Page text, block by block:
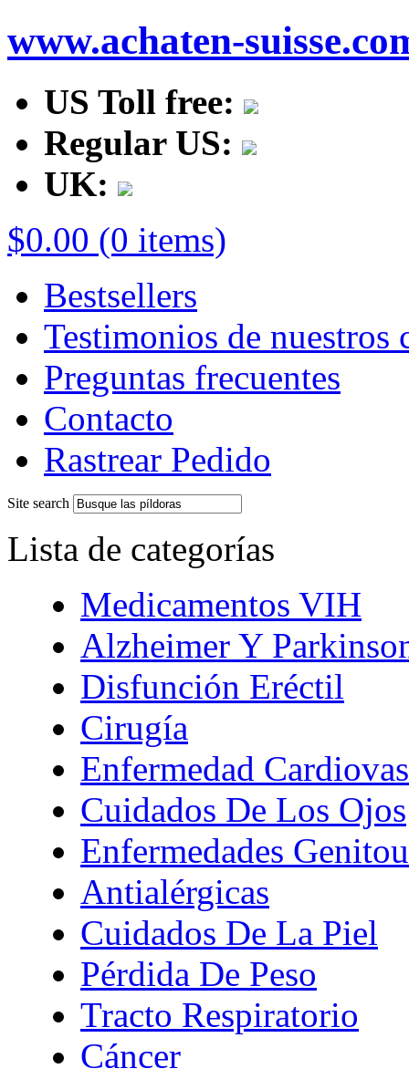
www.achaten-
US Toll free:
Regular US:
UK:
$0.00 (0 items)
Bestsellers
Testimonios de nuestros
Preguntas frecuentes
Contacto
Rastrear Pedido
Site search
Lista de categorías
Medicamentos VIH
Alzheimer Y
Disfunción Eréctil
Cirugía
Enfermedad
Cuidados De Los Ojos
Enfermedades
Antialérgicas
Cuidados De La Piel
Pérdida De Peso
Tracto Respiratorio
Cáncer